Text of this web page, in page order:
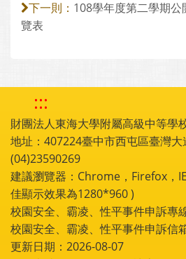
下一則： 108學年度第二學期
覽表
:::
財團法人東海大學附屬高級中等學
地址：407224臺中市西屯區臺灣大
(04)23590269
建議瀏覽器：Chrome，Firefox，
佳顯示效果為1280*960 )
校園安全、霸凌、性平事件申訴專
校園安全、霸凌、性平事件申訴
更新日期：2026-08-07